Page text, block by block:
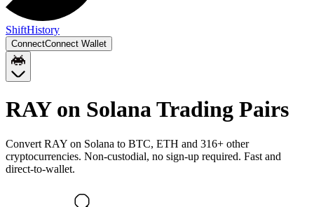
ShiftHistory
ConnectConnect Wallet
RAY on SolanaTrading Pairs
Convert RAY on Solana to BTC, ETH and 316+ other
cryptocurrencies. Non-custodial, no sign-up required. Fast and
direct-to-wallet.